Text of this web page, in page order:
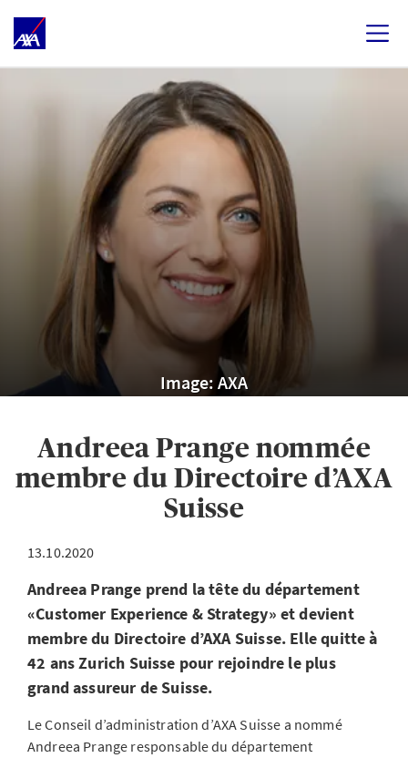
Image: AXA
Andreea Prange nommée
membre du Directoire d’AXA
Suisse
13.10.2020
Andreea Prange prend la tête du département
«Customer Experience & Strategy» et devient
membre du Directoire d’AXA Suisse. Elle quitte à
42 ans Zurich Suisse pour rejoindre le plus
grand assureur de Suisse.
Le Conseil d’administration d’AXA Suisse a nommé
Andreea Prange responsable du département